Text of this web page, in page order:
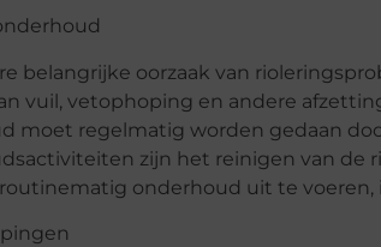
belangrijke oorzaak van
vuil, vetophoping en andere
moet regelmatig worden gedaan
zijn het reinigen van de
routinematig onderhoud uit te